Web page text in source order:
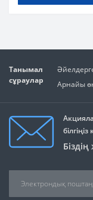
Танымал
сұраулар
Арнайы